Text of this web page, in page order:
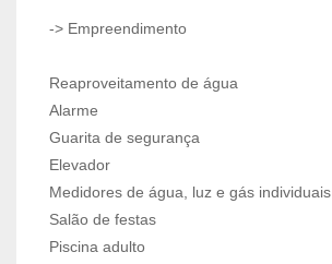
-> Empreendimento
Reaproveitamento de água
Alarme
Guarita de segurança
Elevador
Medidores de água, luz e gás individuais
Salão de festas
Piscina adulto